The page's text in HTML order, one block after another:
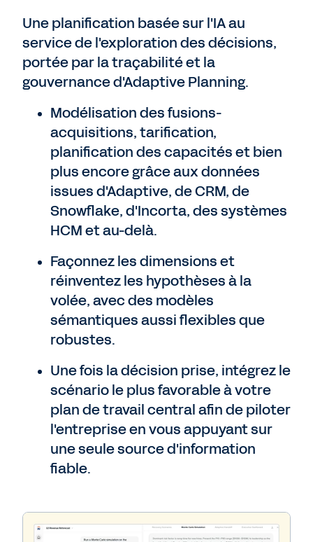
Une planification basée sur l'IA au
service de l'exploration des décisions,
portée par la traçabilité et la
gouvernance d'Adaptive Planning.
Modélisation des fusions-
acquisitions, tarification,
planification des capacités et bien
plus encore grâce aux données
issues d'Adaptive, de CRM, de
Snowflake, d'Incorta, des systèmes
HCM et au-delà.
Façonnez les dimensions et
réinventez les hypothèses à la
volée, avec des modèles
sémantiques aussi flexibles que
robustes.
Une fois la décision prise, intégrez le
scénario le plus favorable à votre
plan de travail central afin de piloter
l'entreprise en vous appuyant sur
une seule source d'information
fiable.